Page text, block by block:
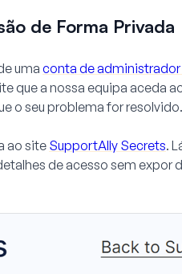
de Forma Privada
uma conta de
que a nossa equipa aceda
o seu problema for resolvido.
ao site SupportAlly Secrets.
de acesso sem expor